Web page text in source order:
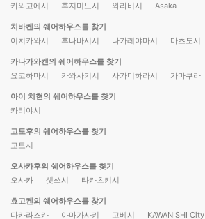
카와고에시
후지미노시 와라비시 Asaka
치바켄의 쉐어하우스를 찾기
이치카와시
후나바시시 나가레야마시 마츠도시
카나가와켄의 쉐어하우스를 찾기
요코하마시
카와사키시 사가미하라시 가마쿠라
아이 치현의 쉐어하우스를 찾기
카리야시
교토후의 쉐어하우스를 찾기
교토시
오사카후의 쉐어하우스를 찾기
오사카
셋쓰시 타카츠키시
효고켄의 쉐어하우스를 찾기
다카라즈카
아마가사키 고베시 KAWANISHI City